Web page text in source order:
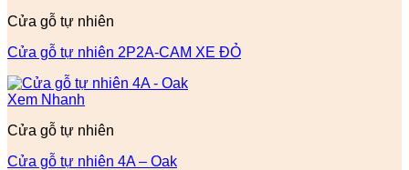
Cửa gỗ tự nhiên
Cửa gỗ tự nhiên 2P2A-CAM XE ĐỎ
Xem Nhanh
Cửa gỗ tự nhiên
Cửa gỗ tự nhiên 4A – Oak